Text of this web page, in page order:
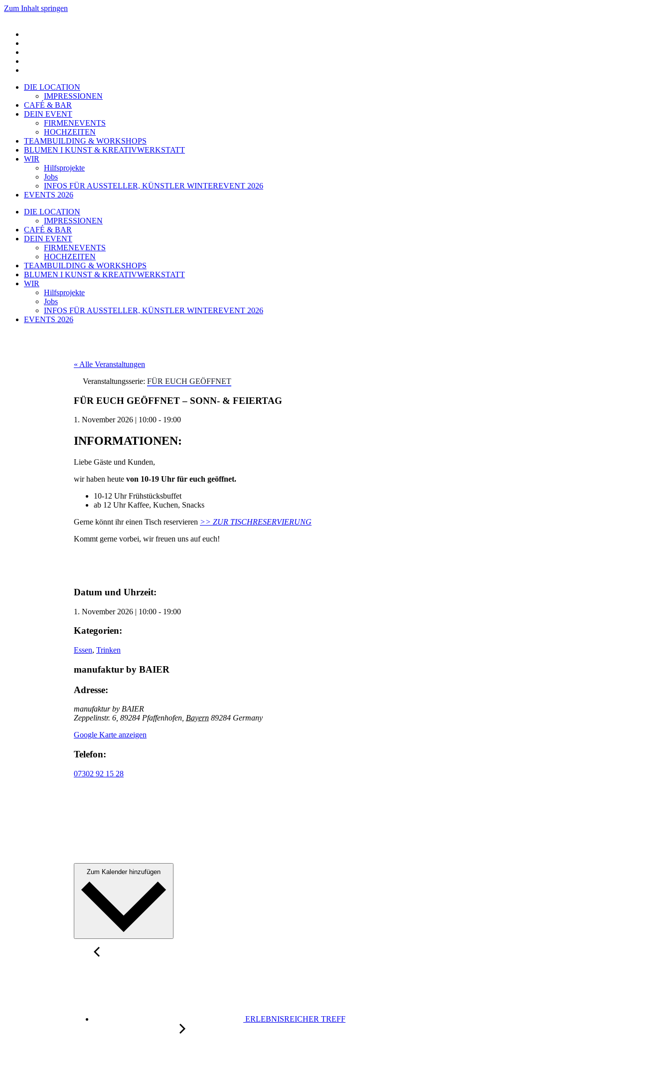
Zum Inhalt springen
DIE LOCATION
IMPRESSIONEN
CAFÉ & BAR
DEIN EVENT
FIRMENEVENTS
HOCHZEITEN
TEAMBUILDING & WORKSHOPS
BLUMEN I KUNST & KREATIVWERKSTATT
WIR
Hilfsprojekte
Jobs
INFOS FÜR AUSSTELLER, KÜNSTLER WINTEREVENT 2026
EVENTS 2026
DIE LOCATION
IMPRESSIONEN
CAFÉ & BAR
DEIN EVENT
FIRMENEVENTS
HOCHZEITEN
TEAMBUILDING & WORKSHOPS
BLUMEN I KUNST & KREATIVWERKSTATT
WIR
Hilfsprojekte
Jobs
INFOS FÜR AUSSTELLER, KÜNSTLER WINTEREVENT 2026
EVENTS 2026
« Alle Veranstaltungen
Veranstaltungsserie: FÜR EUCH GEÖFFNET
FÜR EUCH GEÖFFNET – SONN- & FEIERTAG
1. November 2026 | 10:00 - 19:00
INFORMATIONEN:
Liebe Gäste und Kunden,
wir haben heute von 10-19 Uhr für euch geöffnet.
10-12 Uhr Frühstücksbuffet
ab 12 Uhr Kaffee, Kuchen, Snacks
Gerne könnt ihr einen Tisch reservieren >> ZUR TISCHRESERVIERUNG
Kommt gerne vorbei, wir freuen uns auf euch!
Datum und Uhrzeit:
1. November 2026 | 10:00 - 19:00
Kategorien:
Essen, Trinken
manufaktur by BAIER
Adresse:
manufaktur by BAIER
Zeppelinstr. 6, 89284 Pfaffenhofen Bayern 89284 Germany
Google Karte anzeigen
Telefon:
07302 92 15 28
ERLEBNISREICHER TREFF